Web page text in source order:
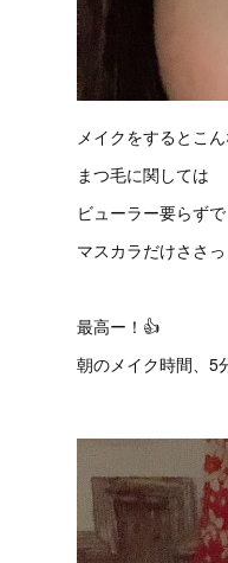
メイクをするとこ
まつ毛に関しては
ビューラー要らずで
マスカラだけささ
最高ー！👍
朝のメイク時間、5